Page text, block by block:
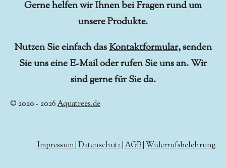
Gerne helfen wir Ihnen bei Fragen rund um
unsere Produkte.
Nutzen Sie einfach dasKontaktformular, senden
Sie uns eine E-Mail oder rufen Sie uns an. Wir
sind gerne für Sie da.
© 2020 - 2026Aquatrees.de
Impressum Datenschutz AGB Widerrufsbelehrung